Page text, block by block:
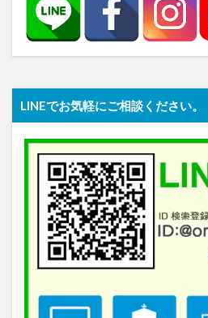
LINEでお気軽にご相談ください。